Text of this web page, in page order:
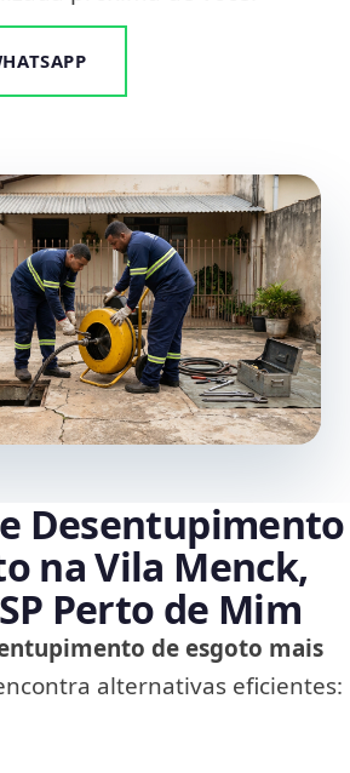
Desentupimento
na Vila Menck,
Perto de Mim
de esgoto mais
alternativas eficientes: